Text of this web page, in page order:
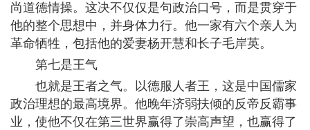
尚道德情操。这决不仅仅是句政治口号，而是贯穿于
他的整个思想中，并身体力行。他一家有六个亲人为
革命牺牲，包括他的爱妻杨开慧和长子毛岸英。
第七是王气
也就是王者之气。以德服人者王，这是中国儒家
政治理想的最高境界。他晚年济弱扶倾的反帝反霸事
业，使他不仅在第三世界赢得了崇高声望，也赢得了